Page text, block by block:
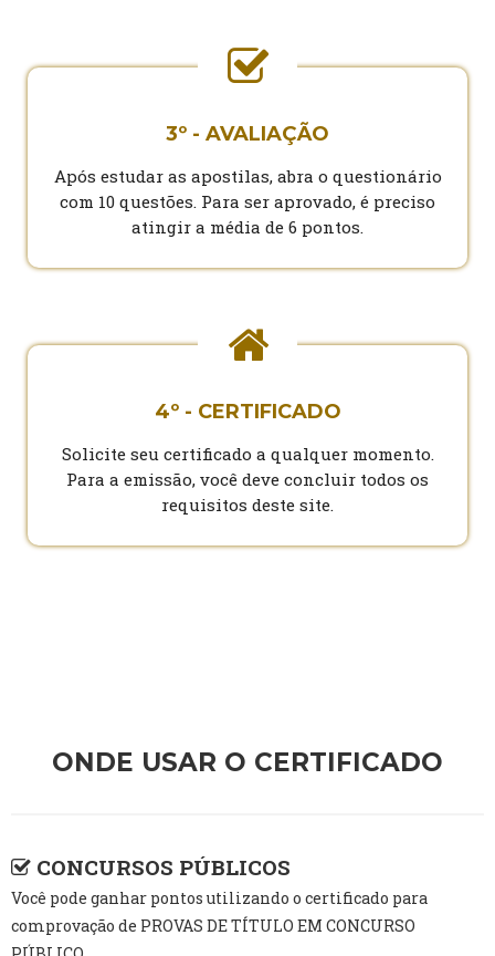
3º - AVALIAÇÃO
Após estudar as apostilas, abra o questionário
com 10 questões. Para ser aprovado, é preciso
atingir a média de 6 pontos.
4º - CERTIFICADO
Solicite seu certificado a qualquer momento.
Para a emissão, você deve concluir todos os
requisitos deste site.
ONDE USAR O CERTIFICADO
CONCURSOS PÚBLICOS
Você pode ganhar pontos utilizando o certificado para
comprovação de PROVAS DE TÍTULO EM CONCURSO